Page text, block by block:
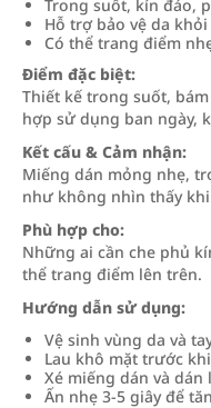
Trong suốt, kín đáo,
Hỗ trợ bảo vệ da
Có thể trang điểm
Điểm đặc biệt:
Thiết kế trong suốt,
hợp sử dụng ban ngày,
Kết cấu & Cảm nhận:
Miếng dán mỏng nhẹ,
như không nhìn thấy
Phù hợp cho:
Những ai cần che phủ
thể trang điểm lên trên.
Hướng dẫn sử dụng:
Vệ sinh vùng da và
Lau khô mặt trước
Xé miếng dán và dán
Ấn nhẹ 3-5 giây để